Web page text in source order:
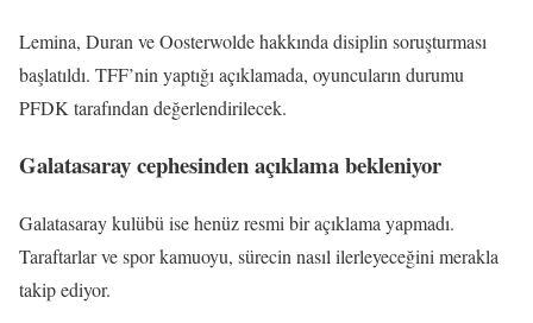
Lemina, Duran ve Oosterwolde hakkında disiplin soruşturması
başlatıldı. TFF’nin yaptığı açıklamada, oyuncuların durumu
PFDK tarafından değerlendirilecek.
Galatasaray cephesinden açıklama bekleniyor
Galatasaray kulübü ise henüz resmi bir açıklama yapmadı.
Taraftarlar ve spor kamuoyu, sürecin nasıl ilerleyeceğini merakla
takip ediyor.